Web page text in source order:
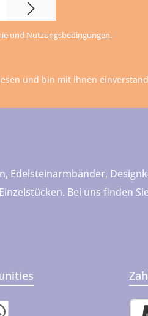
und Nutzungsbedingungen.
und bin mit ihnen
Edelsteinarmbänder,
Bei uns finden